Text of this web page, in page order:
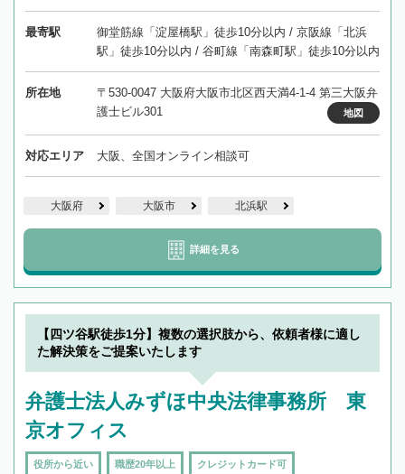
最寄駅
御堂筋線「淀屋橋駅」徒歩10分以内 / 京阪線「北浜
駅」徒歩10分以内 / 谷町線「南森町駅」徒歩10分以内
所在地
〒530-0047 大阪府大阪市北区西天満4-1-4 第三大阪弁
護士ビル301
地図
対応エリア 大阪、全国オンライン相談可
大阪府 大阪市 北浜駅
詳細を見る
【四ツ谷駅徒歩1分】複数の選択肢から、依頼者様に適し
た解決策をご提案いたします
弁護士法人みずほ中央法律事務所 東
京オフィス
役所から近い 職歴20年以上 クレジットカード可